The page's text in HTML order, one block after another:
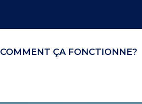
COMMENT ÇA FONCTIONNE?